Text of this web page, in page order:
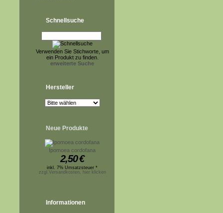
Schnellsuche
Verwenden Sie Stichworte, um
ein Produkt zu finden.
erweiterte Suche
Hersteller
Neue Produkte
Ipomoea cordofana
2,50€
inkl. 7% Umsatzsteuer *
zzgl.Versandkosten, hier klicken
Informationen